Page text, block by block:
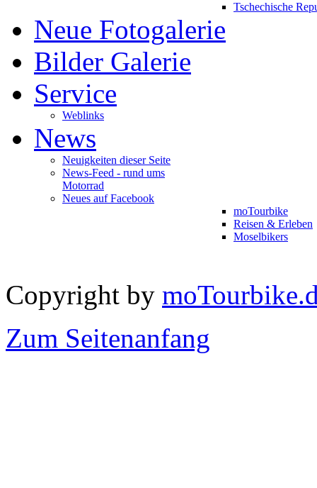
Tschechische
Neue Fotogalerie
Bilder Galerie
Service
Weblinks
News
Neuigkeiten dieser Seite
News-Feed - rund ums
Motorrad
Neues auf Facebook
moTourbike
Reisen & Erleben
Moselbikers
Copyright by
Zum Seitenanfang